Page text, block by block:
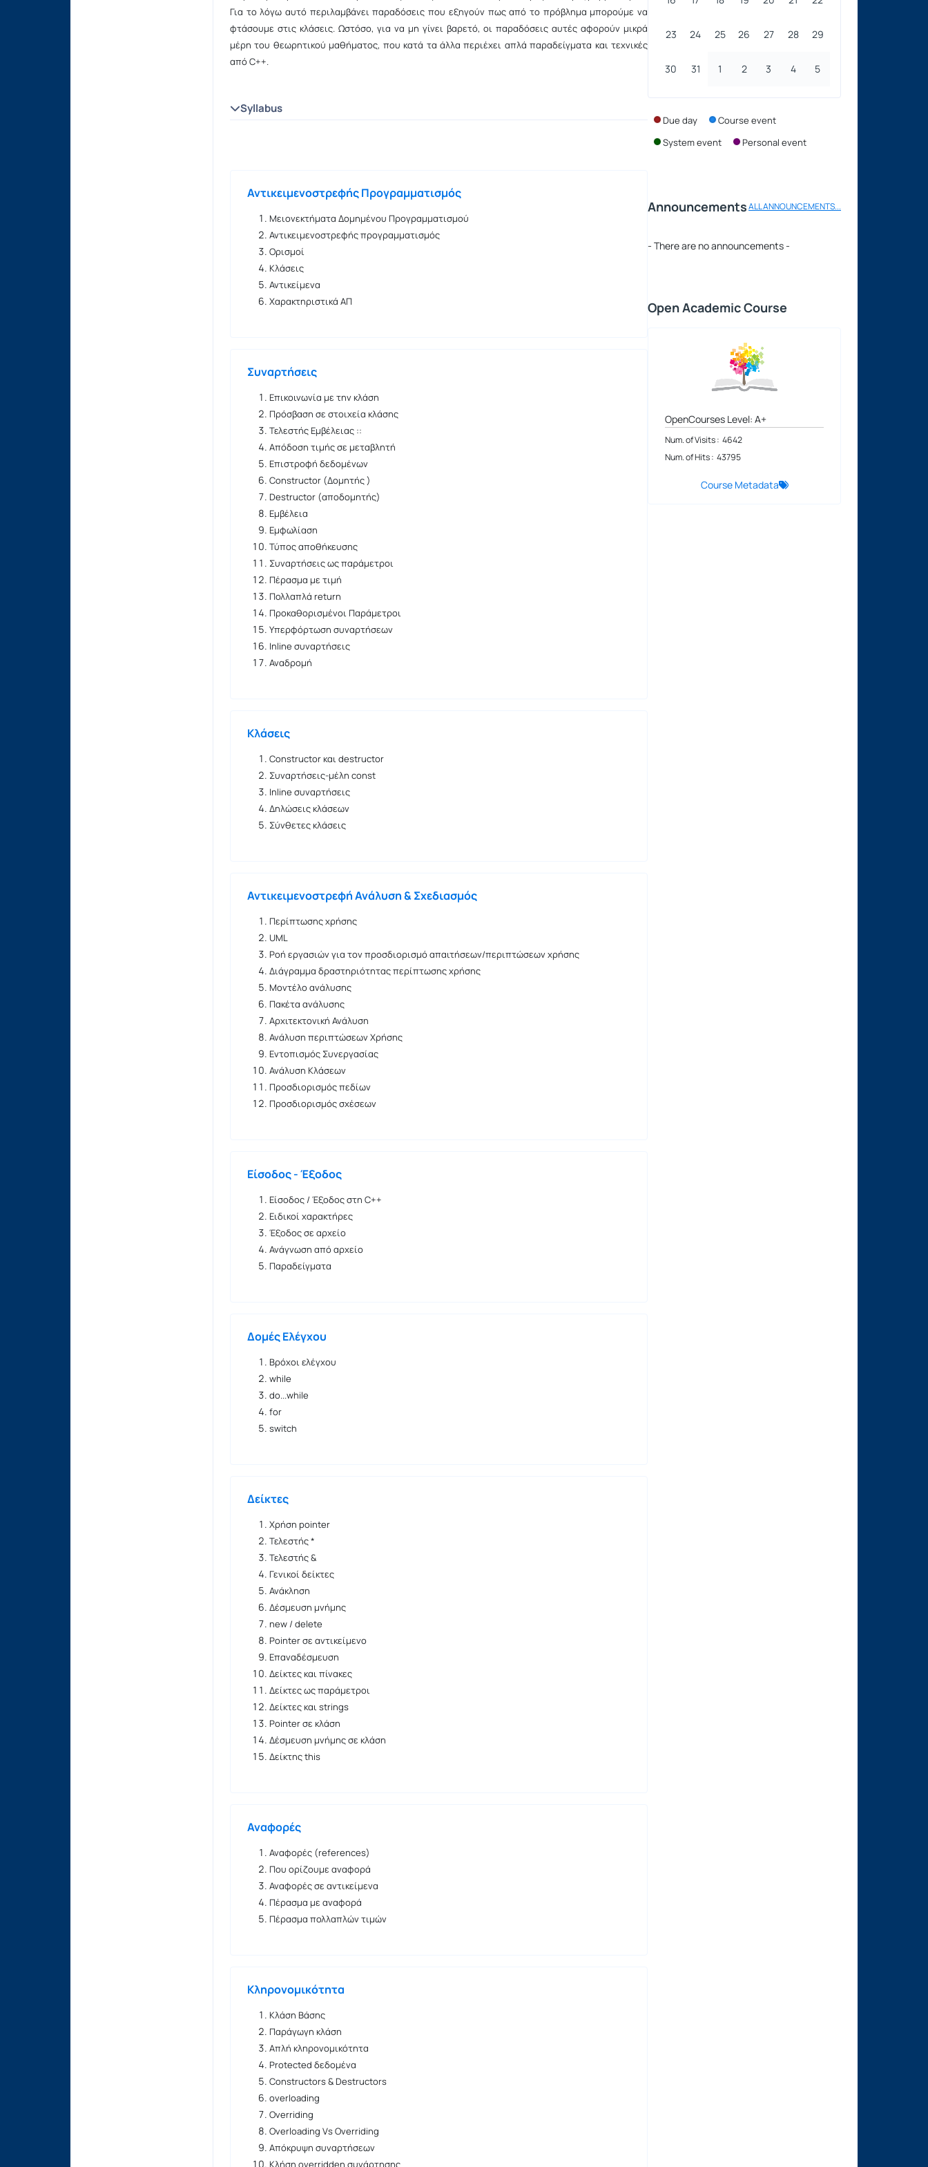
Για το λόγω αυτό περιλαμβάνει παραδόσεις που εξηγούν πως από το πρόβλημα μπορούμε να
φτάσουμε στις κλάσεις. Ωστόσο, για να μη γίνει βαρετό, οι παραδόσεις αυτές αφορούν μικρά
μέρη του θεωρητικού μαθήματος, που κατά τα άλλα περιέχει απλά παραδείγματα και τεχνικές
από C++.
Syllabus
Αντικειμενοστρεφής Προγραμματισμός
Μειονεκτήματα Δομημένου Προγραμματισμού
Αντικειμενοστρεφής προγραμματισμός
Ορισμοί
Κλάσεις
Αντικείμενα
Χαρακτηριστικά ΑΠ
Συναρτήσεις
Επικοινωνία με την κλάση
Πρόσβαση σε στοιχεία κλάσης
Τελεστής Εμβέλειας ::
Απόδοση τιμής σε μεταβλητή
Επιστροφή δεδομένων
Constructor (Δομητής )
Destructor (αποδομητής)
Εμβέλεια
Εμφωλίαση
Τύπος αποθήκευσης
Συναρτήσεις ως παράμετροι
Πέρασμα με τιμή
Πολλαπλά return
Προκαθορισμένοι Παράμετροι
Υπερφόρτωση συναρτήσεων
Inline συναρτήσεις
Αναδρομή
Κλάσεις
Constructor και destructor
Συναρτήσεις-μέλη const
Inline συναρτήσεις
Δηλώσεις κλάσεων
Σύνθετες κλάσεις
Αντικειμενοστρεφή Ανάλυση & Σχεδιασμός
Περίπτωσης χρήσης
UML
Ροή εργασιών για τον προσδιορισμό απαιτήσεων/περιπτώσεων χρήσης
Διάγραμμα δραστηριότητας περίπτωσης χρήσης
Μοντέλο ανάλυσης
Πακέτα ανάλυσης
Αρχιτεκτονική Ανάλυση
Ανάλυση περιπτώσεων Χρήσης
Εντοπισμός Συνεργασίας
Ανάλυση Κλάσεων
Προσδιορισμός πεδίων
Προσδιορισμός σχέσεων
Είσοδος - Έξοδος
Είσοδος / Έξοδος στη C++
Ειδικοί χαρακτήρες
Έξοδος σε αρχείο
Ανάγνωση από αρχείο
Παραδείγματα
Δομές Ελέγχου
Βρόχοι ελέγχου
while
do...while
for
switch
Δείκτες
Χρήση pointer
Τελεστής *
Τελεστής &
Γενικοί δείκτες
Ανάκληση
Δέσμευση μνήμης
new / delete
Pointer σε αντικείμενο
Επαναδέσμευση
Δείκτες και πίνακες
Δείκτες ως παράμετροι
Δείκτες και strings
Pointer σε κλάση
Δέσμευση μνήμης σε κλάση
Δείκτης this
Αναφορές
Αναφορές (references)
Που ορίζουμε αναφορά
Αναφορές σε αντικείμενα
Πέρασμα με αναφορά
Πέρασμα πολλαπλών τιμών
Κληρονομικότητα
Κλάση Βάσης
Παράγωγη κλάση
Απλή κληρονομικότητα
Protected δεδομένα
Constructors & Destructors
overloading
Overriding
Overloading Vs Overriding
Απόκρυψη συναρτήσεων
Κλήση overridden συνάρτησης
23 24 25 26 27 28 29
30 31 1 2 3 4 5
Due day
Course event
System event
Personal event
AnnouncementsALL ANNOUNCEMENTS...
- There are no announcements -
Open Academic Course
OpenCourses Level: A+
Num. of Visits : 4642
Num. of Hits : 43795
Course Metadata